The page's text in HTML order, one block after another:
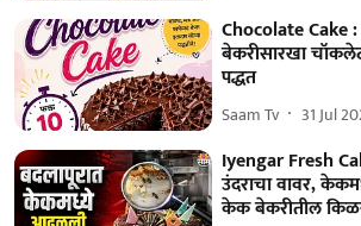
Chocolate Cake
बेकरीसारखा
पद्धत
Saam Tv 31 Jul
Iyengar Fresh
उंदराचा वावर,
केक बेकरीतील